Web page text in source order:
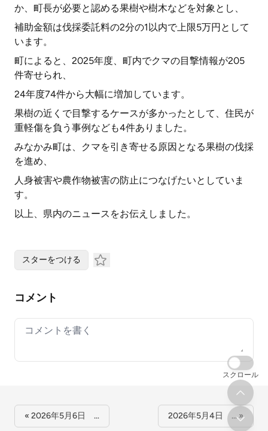
か、町長が必要と認める果樹や樹木などを対象とし、
補助金額は伐採委託料の2分の1以内で上限5万円として
います。
町によると、2025年度、町内でクマの目撃情報が205
件寄せられ、
24年度74件から大幅に増加しています。
果樹の近くで目撃するケースが多かったとして、住民が
重軽傷を負う事例なども4件ありました。
みなかみ町は、クマを引き寄せる原因となる果樹の伐採
を進め、
人身被害や農作物被害の防止につなげたいとしていま
す。
以上、県内のニュースをお伝えしました。
スターをつける
コメント
Your comment
« 2026年5月6日 … 2026年5月4日 … »
スクロール